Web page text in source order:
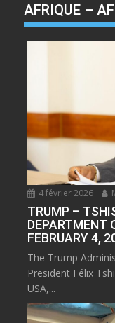
AFRIQUE –
4 février 2026
TRUMP –
DEPARTMENT
FEBRUARY 4,
The Trump
President Félix
USA,...